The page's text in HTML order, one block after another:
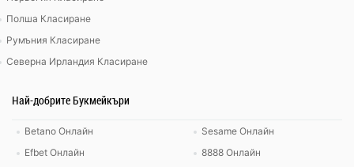
Полша Класиране
Румъния Класиране
Северна Ирландия Класиране
Най-добрите Букмейкъри
Betano Онлайн
Efbet Онлайн
Sesame Онлайн
8888 Онлайн